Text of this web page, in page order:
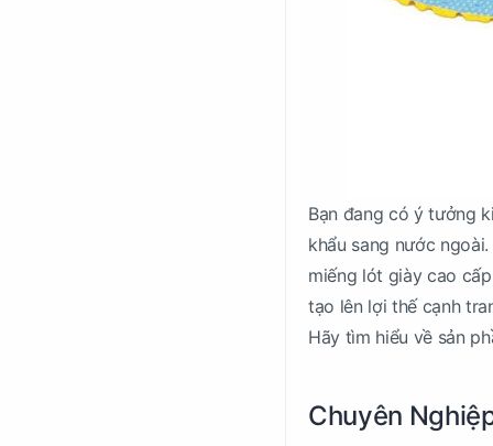
Bạn đang có ý tưởng
khẩu sang nước
miếng lót giày cao
tạo lên lợi thế cạnh
Hãy tìm hiểu về sản
Chuyên